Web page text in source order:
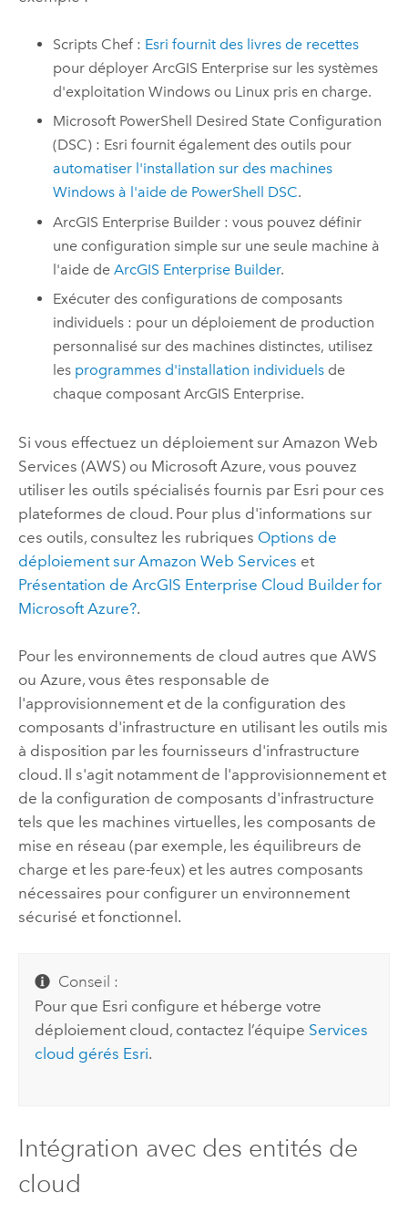
Scripts Chef : Esri fournit des livres de recettes
pour déployerArcGIS Enterprise sur les systèmes
d'exploitationWindows ou Linux pris en charge.
Microsoft PowerShell Desired State Configuration
(DSC) : Esri fournit également des outils pour
automatiser l'installation sur des machines
Windows à l'aide de PowerShell DSC.
ArcGIS Enterprise Builder : vous pouvez définir
une configuration simple sur une seule machine à
l'aide deArcGIS Enterprise Builder.
Exécuter des configurations de composants
individuels : pour un déploiement de production
personnalisé sur des machines distinctes, utilisez
les programmes d'installation individuels de
chaque composantArcGIS Enterprise.
Si vous effectuez un déploiement sur Amazon Web
Services (AWS)ou Microsoft Azure, vous pouvez
utiliser les outils spécialisés fournis par Esri pour ces
plateformes de cloud. Pour plus d'informations sur
ces outils, consultez les rubriques Options de
déploiement sur Amazon Web Services et
Présentation de ArcGIS Enterprise Cloud Builder for
Microsoft Azure?.
Pour les environnements de cloud autres que AWS
ou Azure, vous êtes responsable de
l'approvisionnement et de la configuration des
composants d'infrastructure en utilisant les outils mis
à disposition par les fournisseurs d'infrastructure
cloud. Il s'agit notamment de l'approvisionnement et
de la configuration de composants d'infrastructure
tels que les machines virtuelles, les composants de
mise en réseau (par exemple, les équilibreurs de
charge et les pare-feux) et les autres composants
nécessaires pour configurer un environnement
sécurisé et fonctionnel.
Conseil :
Pour que Esri configure et héberge votre
déploiement cloud, contactez l’équipe Services
cloud gérés Esri.
Intégration avec des entités de
cloud